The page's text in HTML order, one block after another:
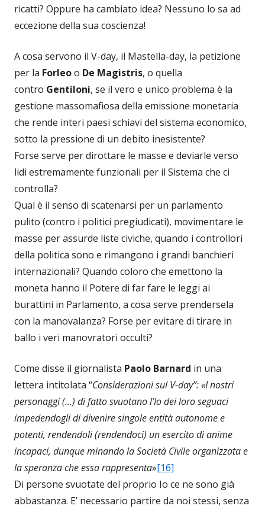
ricatti? Oppure ha cambiato idea? Nessuno lo sa ad
eccezione della sua coscienza!
A cosa servono il V-day, il Mastella-day, la petizione
per la Forleoo De Magistris, o quella
contro Gentiloni, se il vero e unico problema è la
gestione massomafiosa della emissione monetaria
che rende interi paesi schiavi del sistema economico,
sotto la pressione di un debito inesistente?
Forse serve per dirottare le masse e deviarle verso
lidi estremamente funzionali per il Sistema che ci
controlla?
Qual è il senso di scatenarsi per un parlamento
pulito (contro i politici pregiudicati), movimentare le
masse per assurde liste civiche, quando i controllori
della politica sono e rimangono i grandi banchieri
internazionali? Quando coloro che emettono la
moneta hanno il Potere di far fare le leggi ai
burattini in Parlamento, a cosa serve prendersela
con la manovalanza? Forse per evitare di tirare in
ballo i veri manovratori occulti?
Come disse il giornalista Paolo Barnard in una
lettera intitolata “Considerazioni sul V-day”: «I nostri
personaggi (…) di fatto svuotano l’Io dei loro seguaci
impedendogli di divenire singole entità autonome e
potenti, rendendoli (rendendoci) un esercito di anime
incapaci, dunque minando la Società Civile organizzata e
la speranza che essa rappresenta»[16]
Di persone svuotate del proprio Io ce ne sono già
abbastanza. E’ necessario partire da noi stessi, senza